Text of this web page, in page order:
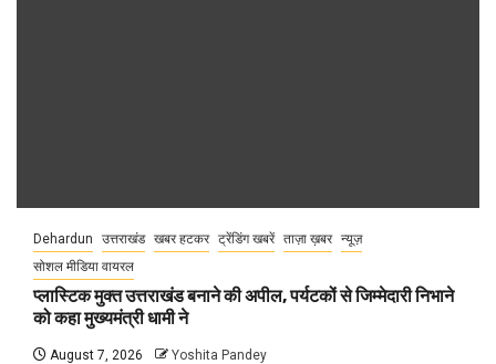
Dehardun उत्तराखंड खबर हटकर ट्रेंडिंग खबरें ताज़ा ख़बर न्यूज़
सोशल मीडिया वायरल
प्लास्टिक मुक्त उत्तराखंड बनाने की अपील, पर्यटकों से जिम्मेदारी निभाने
को कहा मुख्यमंत्री धामी ने
August 7, 2026 Yoshita Pandey